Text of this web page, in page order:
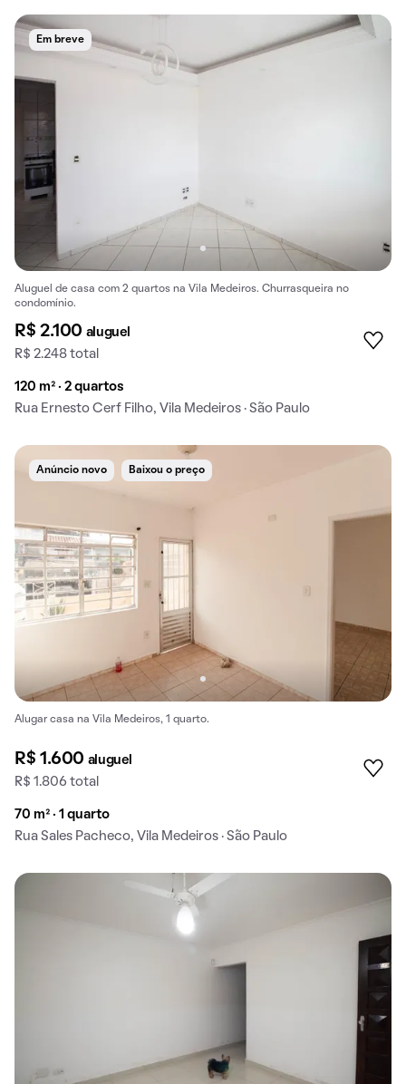
Em breve
Aluguel de casa com 2 quartos na Vila Medeiros. Churrasqueira no
condomínio.
R$ 2.100 aluguel
R$ 2.248 total
120 m² · 2 quartos
Rua Ernesto Cerf Filho, Vila Medeiros · São Paulo
Anúncio novo Baixou o preço
Alugar casa na Vila Medeiros, 1 quarto.
R$ 1.600 aluguel
R$ 1.806 total
70 m² · 1 quarto
Rua Sales Pacheco, Vila Medeiros · São Paulo